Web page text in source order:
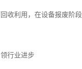
收利用，在设备报废阶
行业进步